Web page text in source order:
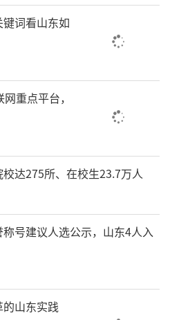
词看山东如
重点平台，
达275所、在校生23.7万人
号建议人选公示，山东4人入
山东实践